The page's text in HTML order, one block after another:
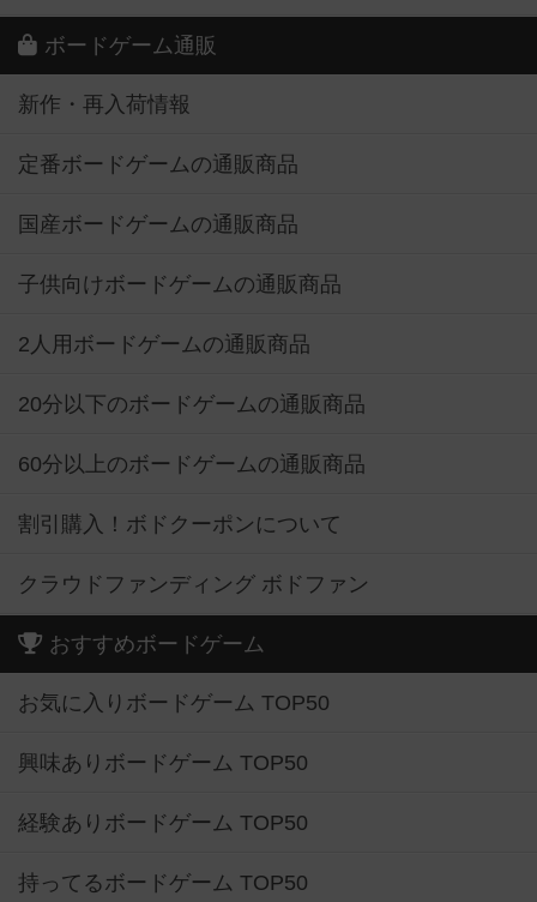
ボードゲーム通販
新作・再入荷情報
定番ボードゲームの通販商品
国産ボードゲームの通販商品
子供向けボードゲームの通販商品
2人用ボードゲームの通販商品
20分以下のボードゲームの通販商品
60分以上のボードゲームの通販商品
割引購入！ボドクーポンについて
クラウドファンディング ボドファン
おすすめボードゲーム
お気に入りボードゲーム TOP50
興味ありボードゲーム TOP50
経験ありボードゲーム TOP50
持ってるボードゲーム TOP50